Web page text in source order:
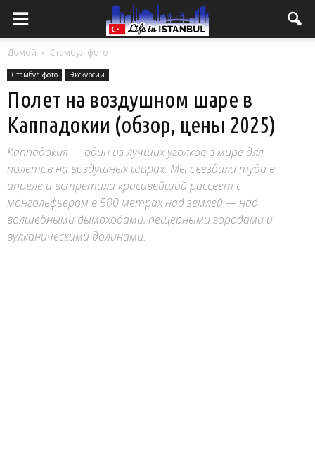
Домой Стамбул фото
Стамбул фото Экскурсии
Полет на воздушном шаре в
Каппадокии (обзор, цены 2025)
Каппадокия — один из лучших уголков в мире для
полетов на воздушных шарах. Мы съездили туда в
апреле и встретили красивейший рассвет с
монгольфьером в 500 метрах над землей — над
волшебными дымоходами, пещерными городами и
вулканическими долинами.